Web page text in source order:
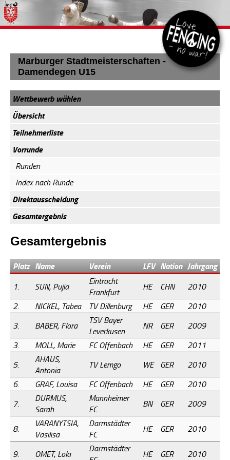
Marburger Stadtmeisterschaften -
Damendegen U15
Wettbewerb wählen
Übersicht
Teilnehmerliste
Vorrunde
Runden
Index nach Runde
Direktausscheidung
Gesamtergebnis
Gesamtergebnis
Platz Name Verein LFV Nation Jahrgang
1. SUN, Pujia
Eintracht
Frankfurt
HE CHN
2010
2.
NICKEL, Tabea TV Dillenburg HE GER
2010
3.
BABER, Flora
TSV Bayer
Leverkusen
NR GER
2009
3.
MOLL, Marie FC Offenbach HE GER
2011
5.
AHAUS,
Antonia
TV Lemgo WE GER
2010
6.
GRAF, Louisa FC Offenbach HE GER
2010
7.
DURMUS,
Sarah
Mannheimer
FC
BN GER 2009
8.
VARANYTSIA,
Vasilisa
Darmstädter
FC
HE GER 2010
9. OMET, Lola
Darmstädter
HE GER 2010